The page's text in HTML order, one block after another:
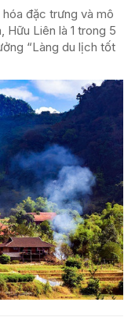
đặc trưng và mô
Hữu Liên là 1 trong 5
“Làng du lịch tốt